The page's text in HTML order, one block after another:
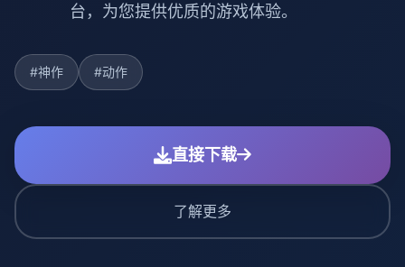
台，为您提供优质的游戏体验。
#神作 #动作
直接下载
了解更多